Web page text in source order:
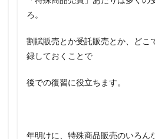
ろ。
割賦販売とか受託販売とか、どこ
録しておくことで
後での復習に役立ちます。
年明けに、特殊商品販売のいろん